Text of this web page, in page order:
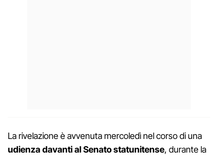
La rivelazione è avvenuta mercoledì nel corso di una
udienza davanti al Senato statunitense, durante la